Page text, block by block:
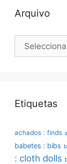
Arquivo
Arquivo
Etiquetas
achados : finds
babetes : bibs
: cloth dolls